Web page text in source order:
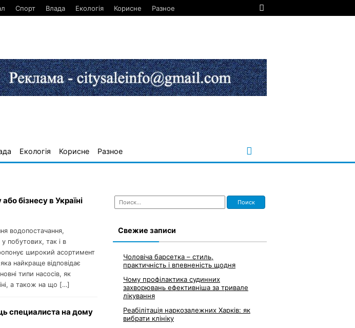
Спорт Влада Екологія Корисне Разное
Екологія Корисне Разное
бізнесу в Україні
водопостачання,
побутових, так і в
широкий асортимент
найкраще відповідає
типи насосів, як
а також на що […]
специалиста на дому
Найти:
Свежие записи
Чоловіча барсетка – стиль,
практичність і впевненість щодня
Чому профілактика судинних
захворювань ефективніша за тривале
лікування
Реабілітація наркозалежних Харків: як
вибрати клініку